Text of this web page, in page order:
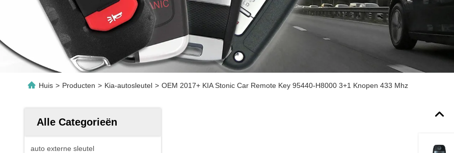
Huis > Producten > Kia-autosleutel > OEM 2017+ KIA Stonic Car Remote Key 95440-H8000 3+1 Knopen 433 Mhz
Alle Categorieën
auto externe sleutel